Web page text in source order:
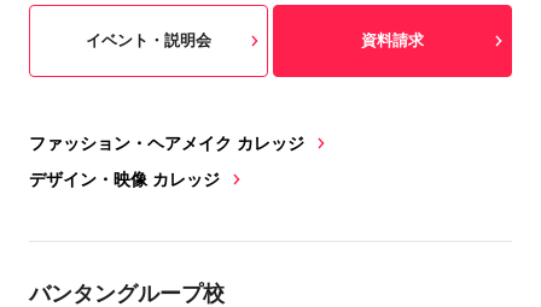
ファッション・ヘアメイク カレッジ
デザイン・映像 カレッジ
イベント・説明会 資料請求
バンタングループ校